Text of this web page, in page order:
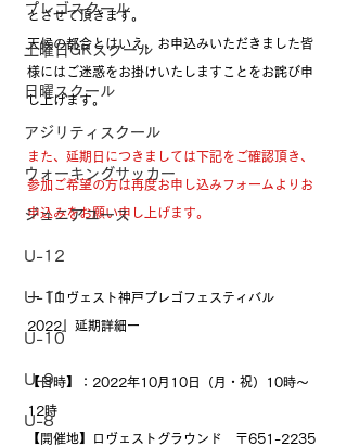
プレゴスクール
土曜日GKスクール
日曜スクール
アジリティスクール
ウォーキングサッカー
ジュニアユース
U-12
U-11
U-10
U-9
U-8
とさせて頂きます。
天候の都合とはいえ、お申込みいただきました皆
様にはご迷惑をお掛けいたしますことをお詫び申
し上げます。
また、延期日につきましては下記をご確認頂き、
参加ご希望の方は再度お申し込みフォームよりお
申込みをお願い申し上げます。
ー『ロヴェスト神戸プレゴフェスティバル
2022』延期詳細ー
【日時】：2022年10月10日（月・祝）10時～
12時
【開催地】ロヴェストグラウンド　〒651-2235